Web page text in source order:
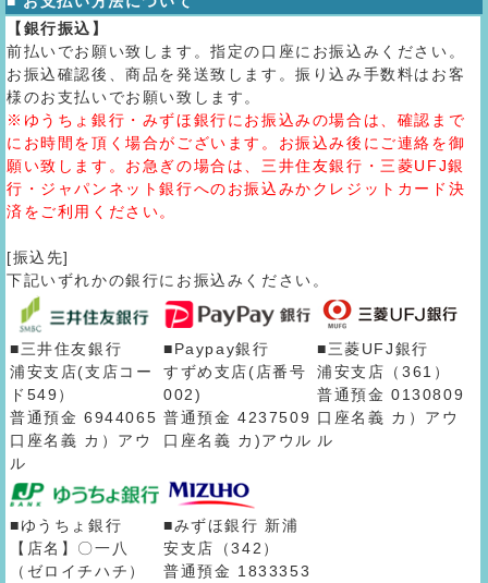
【銀行振込】
前払いでお願い致します。指定の口座にお振込みください。
お振込確認後、商品を発送致します。振り込み手数料はお客
様のお支払いでお願い致します。
※ゆうちょ銀行・みずほ銀行にお振込みの場合は、確認まで
にお時間を頂く場合がございます。お振込み後にご連絡を御
願い致します。お急ぎの場合は、三井住友銀行・三菱UFJ銀
行・ジャパンネット銀行へのお振込みかクレジットカード決
済をご利用ください。
[振込先]
下記いずれかの銀行にお振込みください。
■三井住友銀行
浦安支店(支店コー
ド549）
普通預金 6944065
口座名義 カ）アウ
ル
■Paypay銀行
すずめ支店(店番号
002)
普通預金 4237509
口座名義 カ)アウル
■三菱UFJ銀行
浦安支店（361）
普通預金 0130809
口座名義 カ）アウ
ル
■ゆうちょ銀行
【店名】〇一八
（ゼロイチハチ）
■みずほ銀行 新浦
安支店（342）
普通預金 1833353